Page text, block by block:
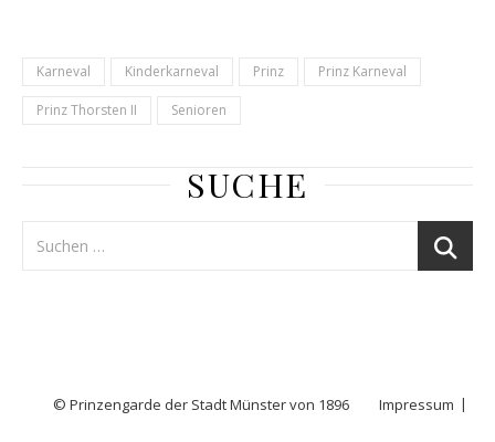
Karneval Kinderkarneval Prinz Prinz Karneval
Prinz Thorsten II Senioren
SUCHE
Impressum
© Prinzengarde der Stadt Münster von 1896